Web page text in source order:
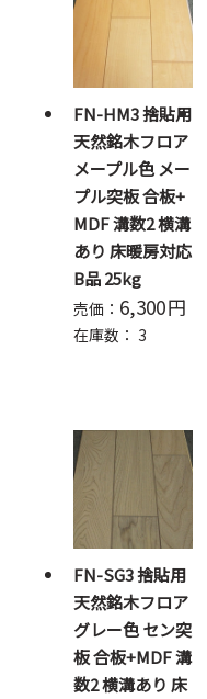
FN-HM3 捨貼用
天然銘木フロア
メープル色 メー
プル突板 合板+
MDF 溝数2 横溝
あり 床暖房対応
B品 25kg
売価： 6,300円
在庫数： 3
FN-SG3 捨貼用
天然銘木フロア
グレー色 セン突
板 合板+MDF 溝
数2 横溝あり 床